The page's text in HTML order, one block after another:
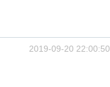
2019-09-20 22:00:50